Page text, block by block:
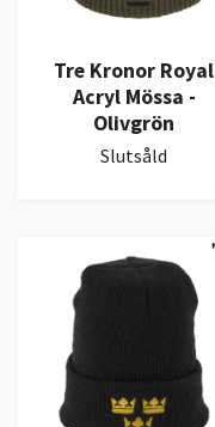
Tre Kronor Royal
Acryl Mössa -
Olivgrön
Slutsåld